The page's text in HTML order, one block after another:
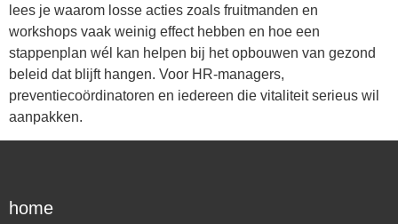
lees je waarom losse acties zoals fruitmanden en
workshops vaak weinig effect hebben en hoe een
stappenplan wél kan helpen bij het opbouwen van gezond
beleid dat blijft hangen. Voor HR-managers,
preventiecoördinatoren en iedereen die vitaliteit serieus wil
aanpakken.
home